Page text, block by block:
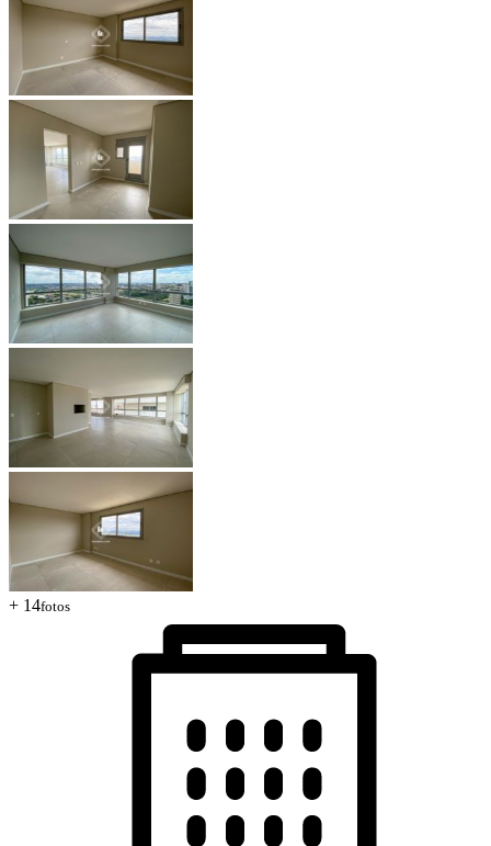
+ 14fotos